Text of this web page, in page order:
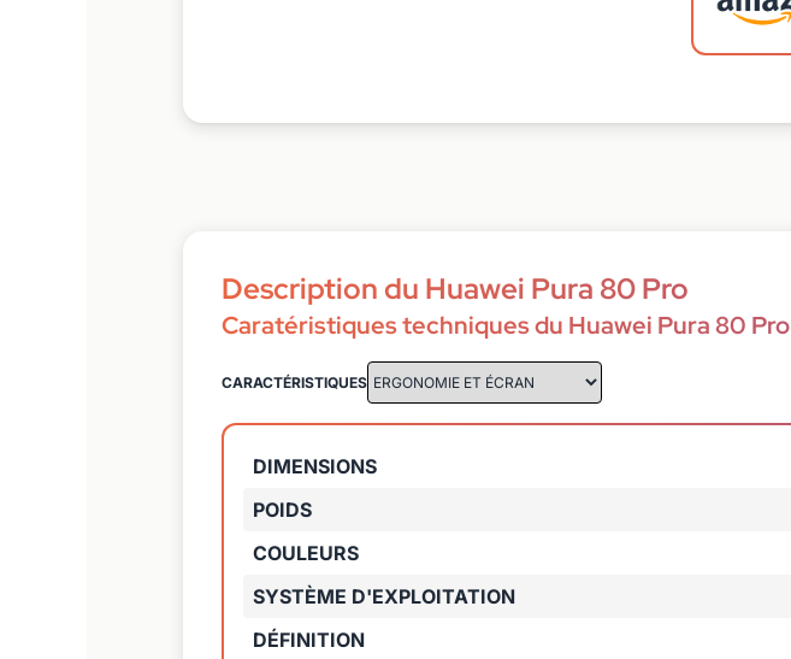
Description du Huawei Pura 80 Pro
Caratéristiques techniques du Huawei Pura 80 Pro
CARACTÉRISTIQUES
DIMENSIONS
POIDS
COULEURS
SYSTÈME D'EXPLOITATION
DÉFINITION